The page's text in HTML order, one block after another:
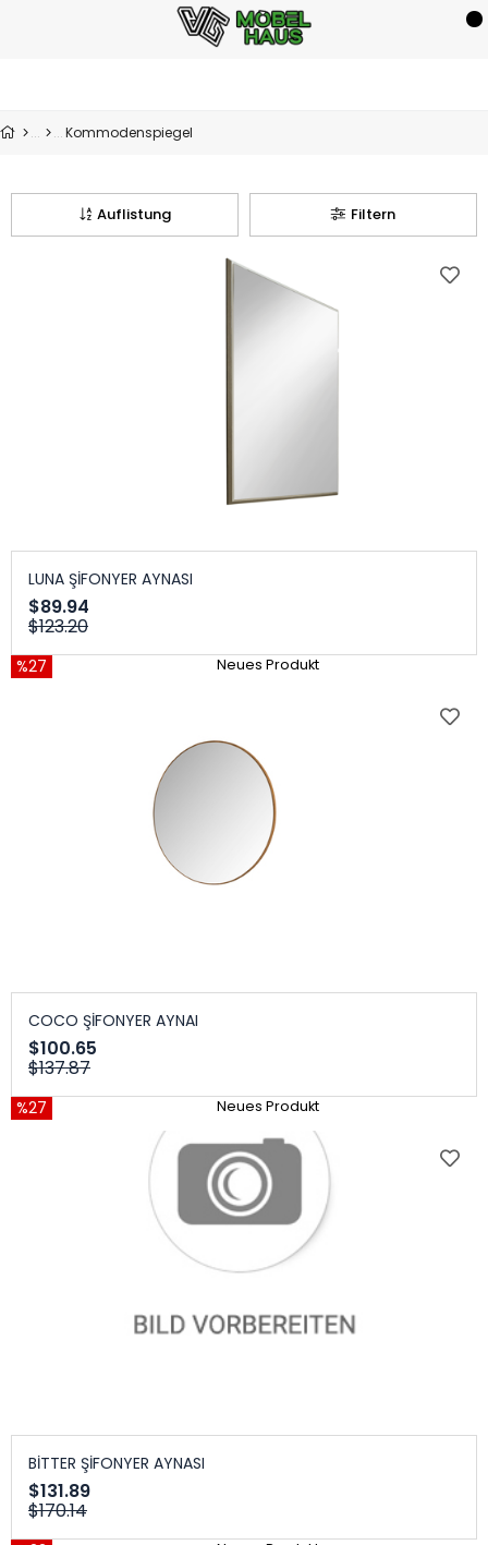
Kommodenspiegel
Filtern
Auflistung
LUNA ŞİFONYER AYNASI
$89.94
$123.20
%27 Neues Produkt
COCO ŞİFONYER AYNAI
$100.65
$137.87
%27 Neues Produkt
BİTTER ŞİFONYER AYNASI
$131.89
$170.14